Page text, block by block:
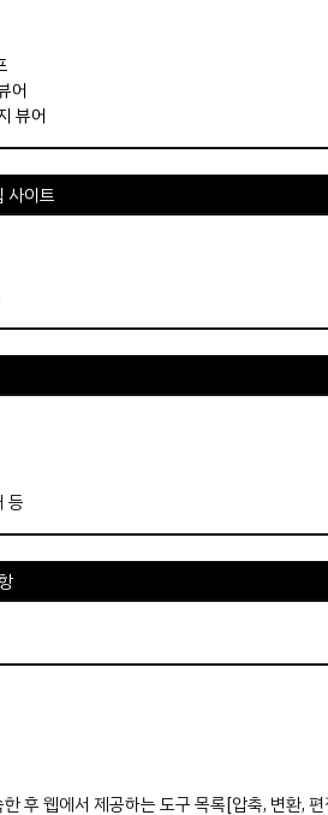
어
뷰어
사이트
등
웹에서 제공하는 도구 목록[압축, 변환, 편